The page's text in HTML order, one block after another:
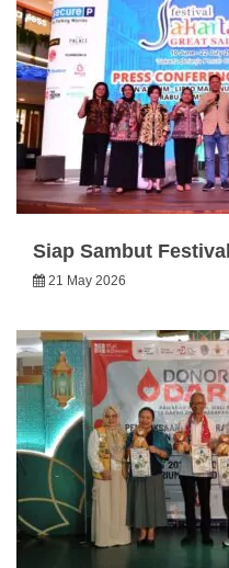
Siap Sambut
21 May 2026